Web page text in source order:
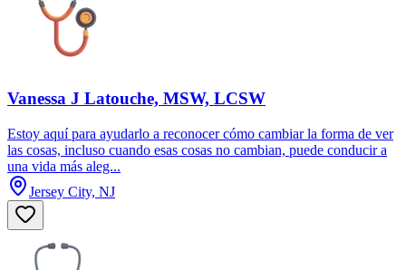
Vanessa J Latouche, MSW, LCSW
Estoy aquí para ayudarlo a reconocer cómo cambiar la forma de ver
las cosas, incluso cuando esas cosas no cambian, puede conducir a
una vida más aleg...
Jersey City, NJ